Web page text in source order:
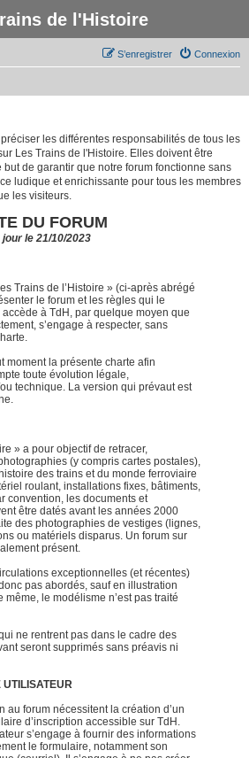
de l'Histoire
Connexion
S’enregistrer
les différentes responsabilités de tous les
Les Trains de l'Histoire. Elles doivent être
de garantir que notre forum fonctionne sans
ludique et enrichissante pour tous les membres
les visiteurs.
DU FORUM
jour le 21/10/2023
Trains de l’Histoire » (ci-après abrégé
le forum et les règles qui le
à TdH, par quelque moyen que
s’engage à respecter, sans
moment la présente charte afin
toute évolution légale,
technique. La version qui prévaut est
» a pour objectif de retracer,
(y compris cartes postales),
des trains et du monde ferroviaire
roulant, installations fixes, bâtiments,
convention, les documents et
être datés avant les années 2000
des photographies de vestiges (lignes,
ou matériels disparus. Un forum sur
présent.
exceptionnelles (et récentes)
pas abordés, sauf en illustration
même, le modélisme n’est pas traité
ne rentrent pas dans le cadre des
seront supprimés sans préavis ni
UTILISATEUR
au forum nécessitent la création d’un
d’inscription accessible sur TdH.
s’engage à fournir des informations
le formulaire, notamment son